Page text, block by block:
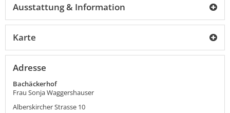
Ausstattung & Information
Karte
Adresse
Bachäckerhof
Frau Sonja Waggershauser
Alberskircher Strasse 10